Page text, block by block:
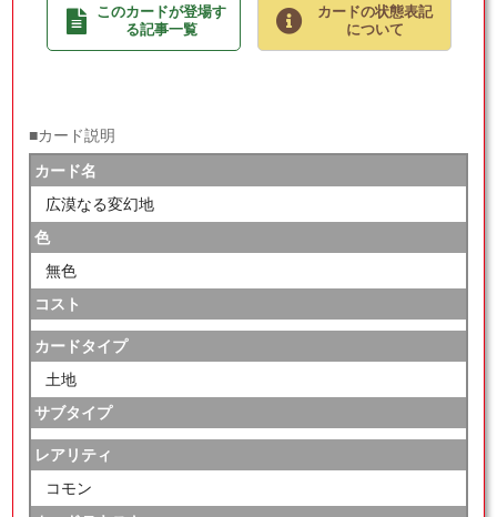
このカードが登場す
る記事一覧
カードの状態表記
について
■カード説明
カード名
広漠なる変幻地
色
無色
コスト
カードタイプ
土地
サブタイプ
レアリティ
コモン